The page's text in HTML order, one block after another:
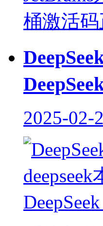
2025-02-